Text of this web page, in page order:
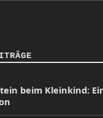
beim Kleinkind: